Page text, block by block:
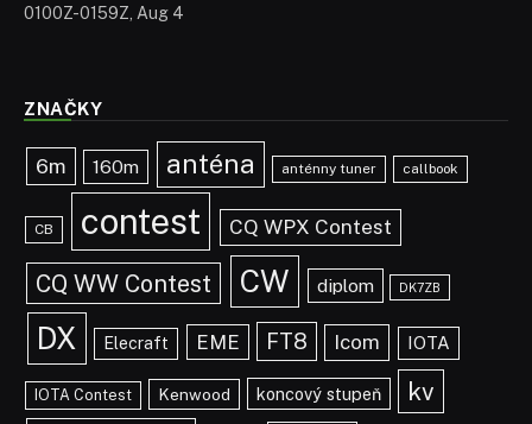
0100Z-0159Z, Aug 4
ZNAČKY
6m 160m anténa anténny tuner callbook
CB contest CQ WPX Contest
CQ WW Contest CW diplom DK7ZB
DX Elecraft EME FT8 Icom IOTA
IOTA Contest Kenwood koncový stupeň kv